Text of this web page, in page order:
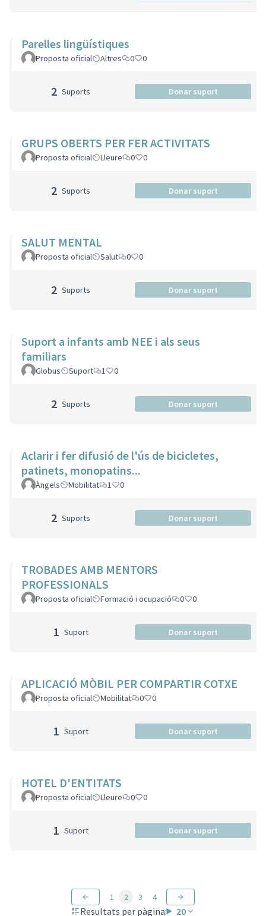
Parelles lingüístiques
Proposta oficial Altres 0 0
2 Suports Donar suport
GRUPS OBERTS PER FER ACTIVITATS
Proposta oficial Lleure 0 0
2 Suports Donar suport
SALUT MENTAL
Proposta oficial Salut 0 0
2 Suports Donar suport
Suport a infants amb NEE i als seus
familiars
Globus Suport 1 0
2 Suports Donar suport
Aclarir i fer difusió de l'ús de bicicletes,
patinets, monopatins...
Àngels Mobilitat 1 0
2 Suports Donar suport
TROBADES AMB MENTORS
PROFESSIONALS
Proposta oficial Formació i ocupació 0 0
1 Suport Donar suport
APLICACIÓ MÒBIL PER COMPARTIR COTXE
Proposta oficial Mobilitat 0 0
1 Suport Donar suport
HOTEL D'ENTITATS
Proposta oficial Lleure 0 0
1 Suport Donar suport
Resultats per pàgina: 20
1 2 3 4